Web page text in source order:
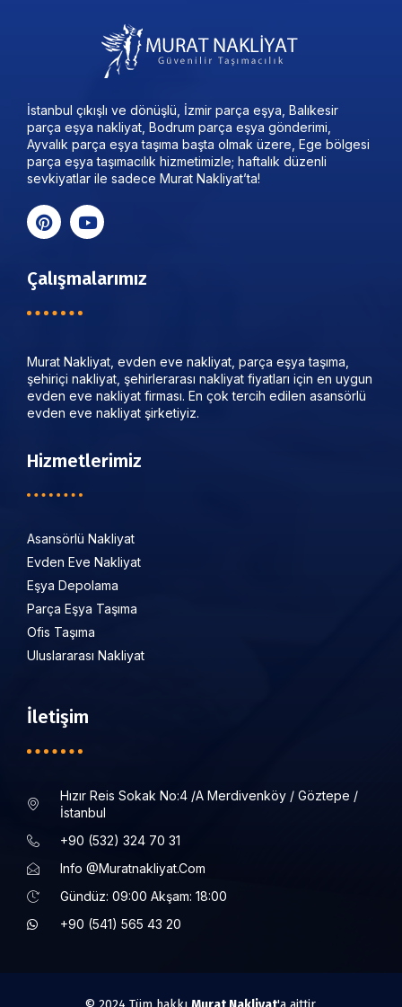
İstanbul çıkışlı ve dönüşlü, İzmir parça eşya, Balıkesir
parça eşya nakliyat, Bodrum parça eşya gönderimi,
Ayvalık parça eşya taşıma başta olmak üzere, Ege bölgesi
parça eşya taşımacılık hizmetimizle; haftalık düzenli
sevkiyatlar ile sadece Murat Nakliyat’ta!
Çalışmalarımız
Murat Nakliyat, evden eve nakliyat, parça eşya taşıma,
şehiriçi nakliyat, şehirlerarası nakliyat fiyatları için en uygun
evden eve nakliyat firması. En çok tercih edilen asansörlü
evden eve nakliyat şirketiyiz.
Hizmetlerimiz
Asansörlü Nakliyat
Evden Eve Nakliyat
Eşya Depolama
Parça Eşya Taşıma
Ofis Taşıma
Uluslararası Nakliyat
İletişim
Hızır Reis Sokak No:4 /a Merdivenköy / Göztepe /
İstanbul
+90 (532) 324 70 31
Info @muratnakliyat.com
Gündüz: 09:00 Akşam: 18:00
+90 (541) 565 43 20